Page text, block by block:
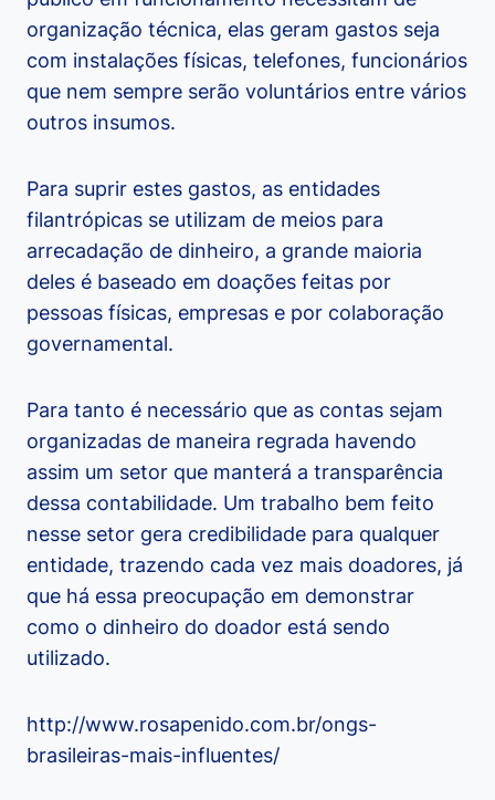
organização técnica, elas geram gastos seja
com instalações físicas, telefones, funcionários
que nem sempre serão voluntários entre vários
outros insumos.
Para suprir estes gastos, as entidades
filantrópicas se utilizam de meios para
arrecadação de dinheiro, a grande maioria
deles é baseado em doações feitas por
pessoas físicas, empresas e por colaboração
governamental.
Para tanto é necessário que as contas sejam
organizadas de maneira regrada havendo
assim um setor que manterá a transparência
dessa contabilidade. Um trabalho bem feito
nesse setor gera credibilidade para qualquer
entidade, trazendo cada vez mais doadores, já
que há essa preocupação em demonstrar
como o dinheiro do doador está sendo
utilizado.
http://www.rosapenido.com.br/ongs-
brasileiras-mais-influentes/